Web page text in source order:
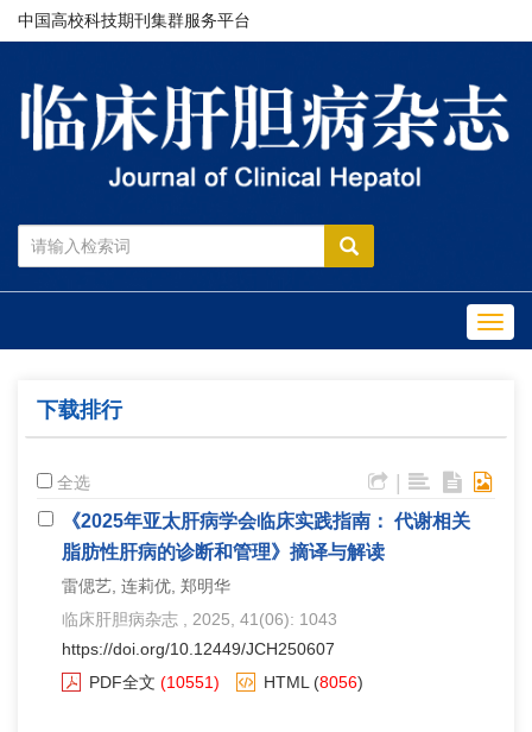
中国高校科技期刊集群服务平台
下载排行
全选 |
《2025年亚太肝病学会临床实践指南： 代谢相关
脂肪性肝病的诊断和管理》摘译与解读
雷偲艺, 连莉优, 郑明华
临床肝胆病杂志
, 2025, 41(06): 1043
https://doi.org/10.12449/JCH250607
PDF全文 (10551) HTML (8056)